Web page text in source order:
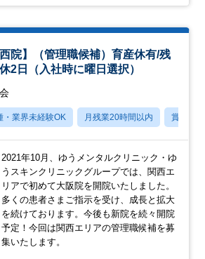
院】（管理職候補）育産休有/残
2日（入社時に曜日選択）
・業界未経験OK 月残業20時間以内 賞与あり
2021年10月、ゆうメンタルクリニック・ゆ
うスキンクリニックグループでは、関西エ
リアで初めて大阪院を開院いたしました。
多くの患者さまご指示を受け、成長と拡大
を続けております。今後も新院を続々開院
予定！今回は関西エリアの管理職候補を募
集いたします。